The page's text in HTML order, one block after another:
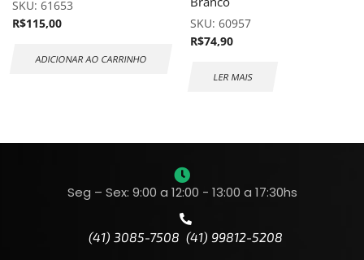
SKU: 61653
R$115,00
ADICIONAR AO CARRINHO
SKU: 60957
R$74,90
LER MAIS
Seg – Sex: 9:00 a 12:00 - 13:00 a 17:30hs
(41) 3085-7508 (41) 99812-5208